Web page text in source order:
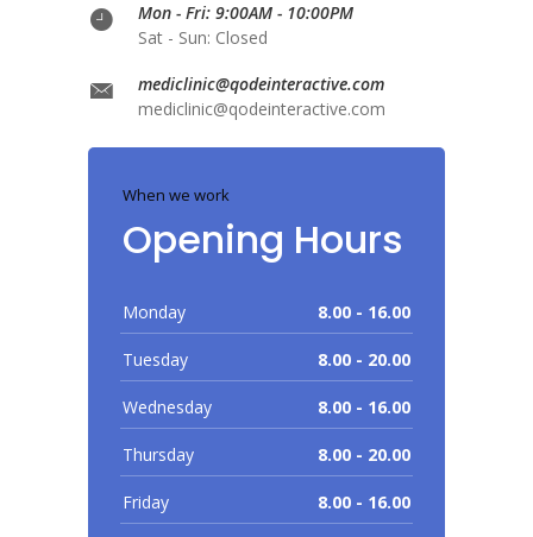
Mon - Fri: 9:00AM - 10:00PM
Sat - Sun: Closed
mediclinic@qodeinteractive.com
mediclinic@qodeinteractive.com
When we work
Opening Hours
Monday 8.00 - 16.00
Tuesday 8.00 - 20.00
Wednesday 8.00 - 16.00
Thursday 8.00 - 20.00
Friday 8.00 - 16.00